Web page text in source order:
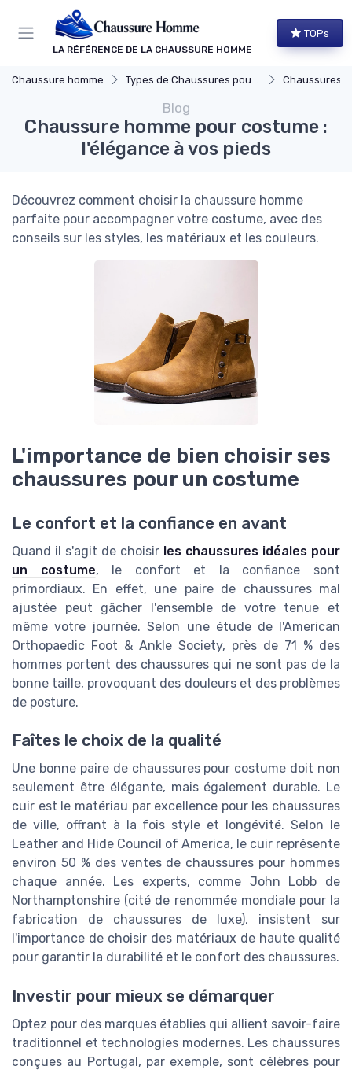
LA RÉFÉRENCE DE LA CHAUSSURE HOMME
TOPs
Chaussure homme Types de Chaussures pour Hommes Chaussures
Blog
Chaussure homme pour costume :
l'élégance à vos pieds
Découvrez comment choisir la chaussure homme
parfaite pour accompagner votre costume, avec des
conseils sur les styles, les matériaux et les couleurs.
L'importance de bien choisir ses
chaussures pour un costume
Le confort et la confiance en avant
Quand il s'agit de choisir les chaussures idéales pour
un costume, le confort et la confiance sont
primordiaux. En effet, une paire de chaussures mal
ajustée peut gâcher l'ensemble de votre tenue et
même votre journée. Selon une étude de l'American
Orthopaedic Foot & Ankle Society, près de 71 % des
hommes portent des chaussures qui ne sont pas de la
bonne taille, provoquant des douleurs et des problèmes
de posture.
Faîtes le choix de la qualité
Une bonne paire de chaussures pour costume doit non
seulement être élégante, mais également durable. Le
cuir est le matériau par excellence pour les chaussures
de ville, offrant à la fois style et longévité. Selon le
Leather and Hide Council of America, le cuir représente
environ 50 % des ventes de chaussures pour hommes
chaque année. Les experts, comme John Lobb de
Northamptonshire (cité de renommée mondiale pour la
fabrication de chaussures de luxe), insistent sur
l'importance de choisir des matériaux de haute qualité
pour garantir la durabilité et le confort des chaussures.
Investir pour mieux se démarquer
Optez pour des marques établies qui allient savoir-faire
traditionnel et technologies modernes. Les chaussures
conçues au Portugal, par exemple, sont célèbres pour
Panneau de gestion des cookies